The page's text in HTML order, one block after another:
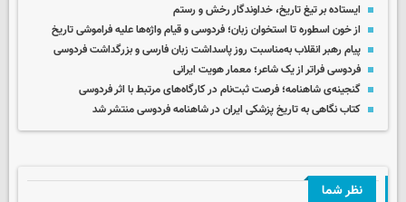
ایستاده بر تیغ تاریخ، خداوندگار رخش و رستم
از خون اسطوره تا استخوان زبان؛ فردوسی و قیام واژه‌ها علیه فراموشی تاریخ
پیام رهبر انقلاب به‌مناسبت روز پاسداشت زبان فارسی و بزرگداشت فردوسی
فردوسی فراتر از یک شاعر؛ معمار هویت ایرانی
گنجینه‌ی شاهنامه؛ فرصت ثبت‌نام در کارگاه‌های مرتبط با اثر فردوسی
کتاب نگاهی به تاریخ پزشکی ایران در شاهنامه فردوسی منتشر شد
نظر شما